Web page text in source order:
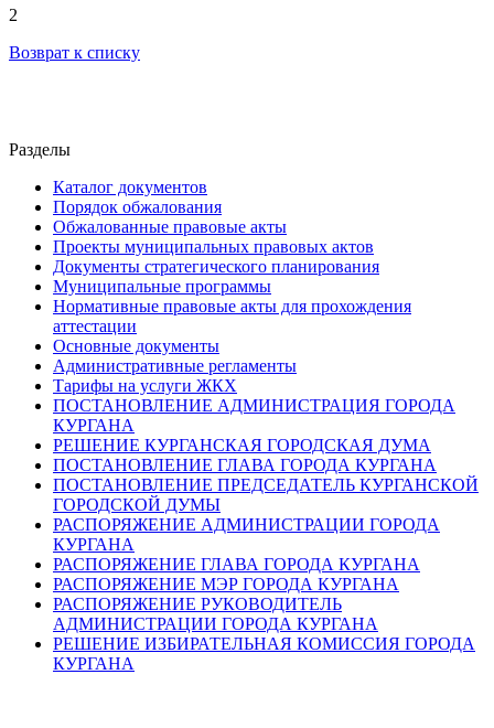
2
Возврат к списку
Разделы
Каталог документов
Порядок обжалования
Обжалованные правовые акты
Проекты муниципальных правовых актов
Документы стратегического планирования
Муниципальные программы
Нормативные правовые акты для прохождения
аттестации
Основные документы
Административные регламенты
Тарифы на услуги ЖКХ
ПОСТАНОВЛЕНИЕ АДМИНИСТРАЦИЯ ГОРОДА
КУРГАНА
РЕШЕНИЕ КУРГАНСКАЯ ГОРОДСКАЯ ДУМА
ПОСТАНОВЛЕНИЕ ГЛАВА ГОРОДА КУРГАНА
ПОСТАНОВЛЕНИЕ ПРЕДСЕДАТЕЛЬ КУРГАНСКОЙ
ГОРОДСКОЙ ДУМЫ
РАСПОРЯЖЕНИЕ АДМИНИСТРАЦИИ ГОРОДА
КУРГАНА
РАСПОРЯЖЕНИЕ ГЛАВА ГОРОДА КУРГАНА
РАСПОРЯЖЕНИЕ МЭР ГОРОДА КУРГАНА
РАСПОРЯЖЕНИЕ РУКОВОДИТЕЛЬ
АДМИНИСТРАЦИИ ГОРОДА КУРГАНА
РЕШЕНИЕ ИЗБИРАТЕЛЬНАЯ КОМИССИЯ ГОРОДА
КУРГАНА